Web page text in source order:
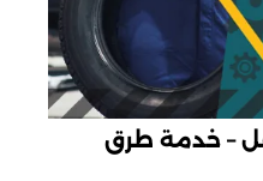
– خدمة طرق